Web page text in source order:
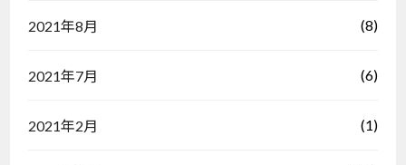
2021年8月 (8)
2021年7月 (6)
2021年2月 (1)